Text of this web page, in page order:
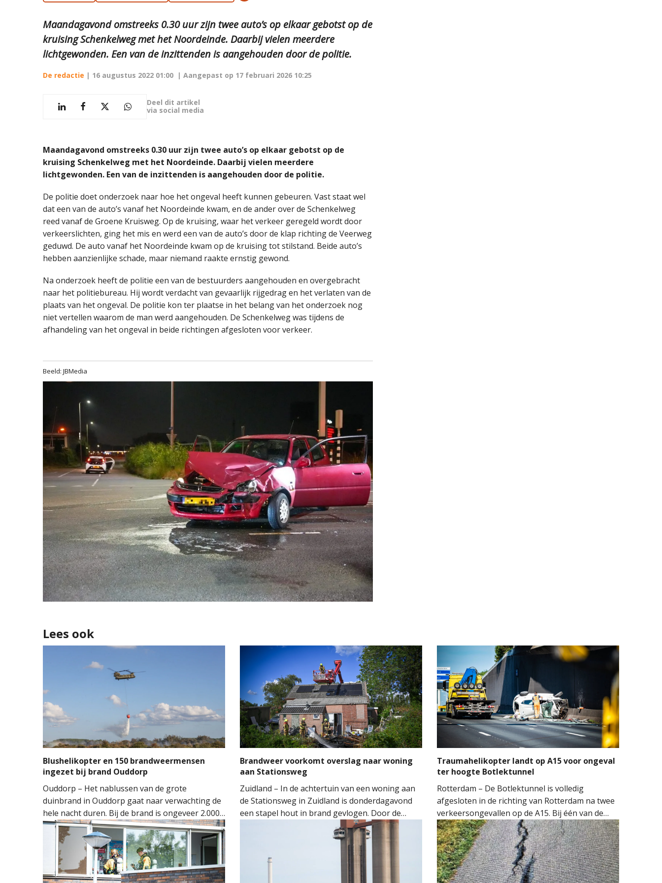
Maandagavond omstreeks 0.30 uur zijn twee auto’s op elkaar gebotst op de
kruising Schenkelweg met het Noordeinde. Daarbij vielen meerdere
lichtgewonden. Een van de inzittenden is aangehouden door de politie.
De redactie | 16 augustus 2022 01:00 | Aangepast op 17 februari 2026 10:25
Deel dit artikel
via social media
Maandagavond omstreeks 0.30 uur zijn twee auto’s op elkaar gebotst op de
kruising Schenkelweg met het Noordeinde. Daarbij vielen meerdere
lichtgewonden. Een van de inzittenden is aangehouden door de politie.
De politie doet onderzoek naar hoe het ongeval heeft kunnen gebeuren. Vast staat wel
dat een van de auto’s vanaf het Noordeinde kwam, en de ander over de Schenkelweg
reed vanaf de Groene Kruisweg. Op de kruising, waar het verkeer geregeld wordt door
verkeerslichten, ging het mis en werd een van de auto’s door de klap richting de Veerweg
geduwd. De auto vanaf het Noordeinde kwam op de kruising tot stilstand. Beide auto’s
hebben aanzienlijke schade, maar niemand raakte ernstig gewond.
Na onderzoek heeft de politie een van de bestuurders aangehouden en overgebracht
naar het politiebureau. Hij wordt verdacht van gevaarlijk rijgedrag en het verlaten van de
plaats van het ongeval. De politie kon ter plaatse in het belang van het onderzoek nog
niet vertellen waarom de man werd aangehouden. De Schenkelweg was tijdens de
afhandeling van het ongeval in beide richtingen afgesloten voor verkeer.
Beeld: JBMedia
Lees ook
Blushelikopter en 150 brandweermensen
ingezet bij brand Ouddorp
Ouddorp – Het nablussen van de grote
duinbrand in Ouddorp gaat naar verwachting de
hele nacht duren. Bij de brand is ongeveer 2.000
vierkante meter natuur verloren gegaan. De
brand ontstond rond 14.00 uur, waarna de
brandweer groots opschaalde. Tientallen
brandweervoertuigen en ongeveer 150
brandweermensen werden ingezet om het vuur
Brandweer voorkomt overslag naar woning
aan Stationsweg
Zuidland – In de achtertuin van een woning aan
de Stationsweg in Zuidland is donderdagavond
een stapel hout in brand gevlogen. Door de
snelle inzet van de brandweer kon worden
voorkomen dat het vuur oversloeg naar de
Traumahelikopter landt op A15 voor ongeval
ter hoogte Botlektunnel
Rotterdam – De Botlektunnel is volledig
afgesloten in de richting van Rotterdam na twee
verkeersongevallen op de A15. Bij één van de
ongevallen sloeg een auto over de kop.
Hulpdiensten kwamen massaal ter plaatse.
Meerdere ambulances, de brandweer en het
Mobiel Medisch Team (MMT) werden ingezet. De
traumahelikopter landde op de snelweg om